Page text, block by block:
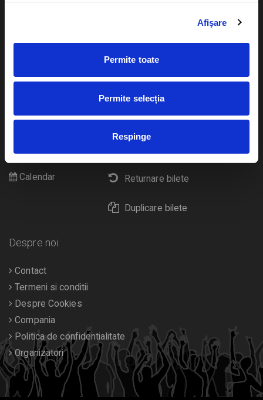
Afişare
Permite toate
Permite selecția
Respinge
Cum comand bilete?
eBilet printat acasa
Returnare bilete
Duplicare bilete
Pentru copii
Diverse
Calendar
Despre noi
Contact
Termeni si conditii
Despre Cookies
Compania
Politica de confidentialitate
Organizatori